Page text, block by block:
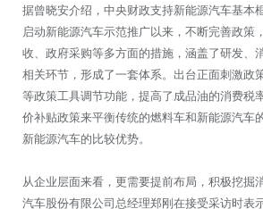
据曾晓安介绍，中央财政支持新能源汽车基本
启动新能源汽车示范推广以来，不断完善政策
收、政府采购等多方面的措施，涵盖了研发、
相关环节，形成了一套体系。出台正面刺激政
等政策工具调节功能，提高了成品油的消费税
价补贴政策来平衡传统的燃料车和新能源汽车
新能源汽车的比较优势。
从企业层面来看，更需要提前布局，积极挖掘
汽车股份有限公司总经理郑刚在接受采访时表